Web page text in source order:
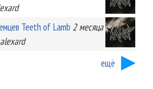
Teeth of Lamb 2 месяца
alexard
ещё